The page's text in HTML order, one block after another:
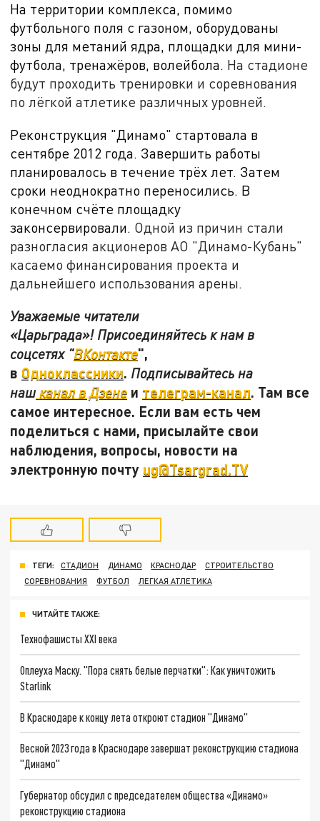
На территории комплекса, помимо
футбольного поля с газоном, оборудованы
зоны для метаний ядра, площадки для мини-
футбола, тренажёров, волейбола. На стадионе
будут проходить тренировки и соревнования
по лёгкой атлетике различных уровней.
Реконструкция "Динамо" стартовала в
сентябре 2012 года. Завершить работы
планировалось в течение трёх лет. Затем
сроки неоднократно переносились. В
конечном счёте площадку
законсервировали. Одной из причин стали
разногласия акционеров АО "Динамо-Кубань"
касаемо финансирования проекта и
дальнейшего использования арены.
Уважаемые читатели
«Царьграда»! Присоединяйтесь к нам в
соцсетях "ВКонтакте",
в Одноклассники. Подписывайтесь на
наш канал в Дзене и телеграм-канал. Там все
самое интересное. Если вам есть чем
поделиться с нами, присылайте свои
наблюдения, вопросы, новости на
электронную почту ug@Tsargrad.TV
ТЕГИ: СТАДИОН ДИНАМО КРАСНОДАР
СТРОИТЕЛЬСТВО
СОРЕВНОВАНИЯ
ФУТБОЛ ЛЕГКАЯ АТЛЕТИКА
ЧИТАЙТЕ ТАКЖЕ:
Технофашисты XXI века
Оплеуха Маску. "Пора снять белые перчатки": Как уничтожить
Starlink
В Краснодаре к концу лета откроют стадион "Динамо"
Весной 2023 года в Краснодаре завершат реконструкцию стадиона
"Динамо"
Губернатор обсудил с председателем общества «Динамо»
реконструкцию стадиона